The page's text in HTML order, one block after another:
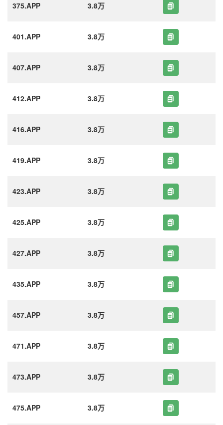
375.APP 3.8万
401.APP 3.8万
407.APP 3.8万
412.APP 3.8万
416.APP 3.8万
419.APP 3.8万
423.APP 3.8万
425.APP 3.8万
427.APP 3.8万
435.APP 3.8万
457.APP 3.8万
471.APP 3.8万
473.APP 3.8万
475.APP 3.8万